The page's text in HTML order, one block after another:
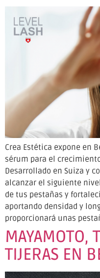
Crea Estética expone en
sérum para el
Desarrollado en Suiza y
alcanzar el siguiente
de tus pestañas y
aportando densidad y
proporcionará unas
MAYAMOTO,
TIJERAS EN